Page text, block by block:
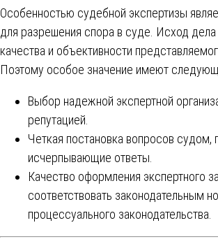
Особенностью судебной экспертизы
для разрешения спора в суде. Исход
качества и объективности
Поэтому особое значение имеют
Выбор надежной экспертной
репутацией.
Четкая постановка вопросов судом,
исчерпывающие ответы.
Качество оформления экспертного
соответствовать законодательным
процессуального законодательства.